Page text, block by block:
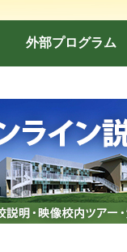
外部プログラム